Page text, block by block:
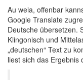
Au weia, offenbar
Google Translate
Deutsche übersetzen.
Klingonisch und
„deutschen“ Text zu
liest sich das Ergebnis